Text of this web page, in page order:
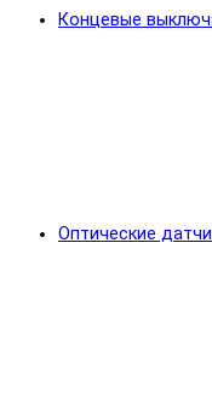
Концевые
Оптические